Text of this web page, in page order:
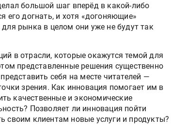
большой шаг вперёд в какой-либо
его догнать, и хотя «догоняющие»
рынка в целом они уже не будут так
в отрасли, которые окажутся темой для
представленные решения существенно
себя на месте читателей —
зрения. Как инновация помогает им в
качественные и экономические
Позволяет ли инновация пойти
своим клиентам новые услуги и продукты?